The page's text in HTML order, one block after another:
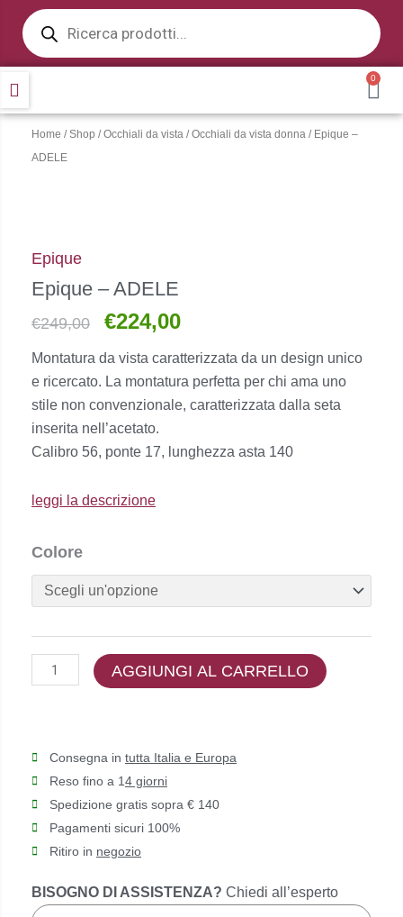
contenuto
Products
search
0
Home /Shop /Occhiali da vista /Occhiali da vista donna / Epique –
ADELE
Epique
Epique – ADELE
€249,00
Il
originale
era:
€249,00.
€224,00Il
attuale
è:
€224,00.
Montatura da vista caratterizzata da un design unico
e ricercato. La montatura perfetta per chi ama uno
stile non convenzionale, caratterizzata dalla seta
inserita nell’acetato.
Calibro 56, ponte 17, lunghezza asta 140
leggi la descrizione
Colore
Epique
-
ADELE
AGGIUNGI AL CARRELLO
Consegna in tutta Italia e Europa
Reso fino a 14 giorni
Spedizione gratis sopra € 140
Pagamenti sicuri 100%
Ritiro in negozio
BISOGNO DI ASSISTENZA? Chiedi all’esperto